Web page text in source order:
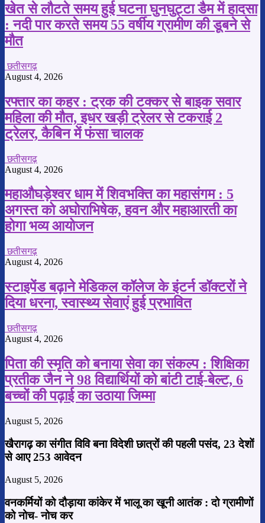
खेत से लौटते समय हुई घटना घुनघुट्टा डैम में हादसा
: नदी पार करते समय 55 वर्षीय ग्रामीण की डूबने से
मौत
छतीसगढ़
August 4, 2026
रफ्तार का कहर : ट्रक की टक्कर से बाइक सवार
महिला की मौत, इधर खड़ी ट्रेलर से टकराई 2
ट्रेलर, कैबिन में फंसा चालक
छतीसगढ़
August 4, 2026
महाऔघड़ेश्वर धाम में शिवभक्ति का महासंगम : 5
अगस्त को अघोराभिषेक, हवन और महाआरती का
होगा भव्य आयोजन
छतीसगढ़
August 4, 2026
स्टाइपेंड बढ़ाने मेडिकल कॉलेज के इंटर्न डॉक्टरों ने
दिया धरना, स्वास्थ्य सेवाएं हुई प्रभावित
छतीसगढ़
August 4, 2026
पिता की स्मृति को बनाया सेवा का संकल्प : शिक्षिका
प्रतीक जैन ने 98 विद्यार्थियों को बांटी टाई-बेल्ट, 6
बच्चों की पढ़ाई का उठाया जिम्मा
August 5, 2026
खैरागढ़ का संगीत विवि बना विदेशी छात्रों की पहली पसंद, 23 देशों
से आए 253 आवेदन
August 5, 2026
वनकर्मियों को दौड़ाया कांकेर में भालू का खूनी आतंक : दो ग्रामीणों
को नोच- नोच कर